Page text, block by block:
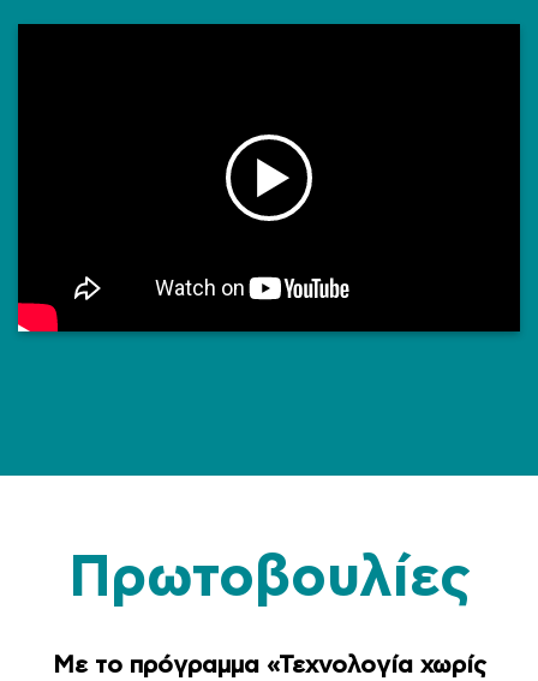
Πρωτοβουλίες
Με το πρόγραμμα «Τεχνολογία χωρίς